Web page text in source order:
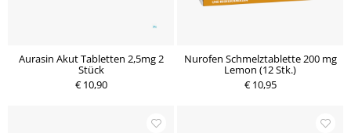
Aurasin Akut Tabletten 2,5mg 2
Stück
€ 10,90
Nurofen Schmelztablette 200 mg
Lemon (12 Stk.)
€ 10,95